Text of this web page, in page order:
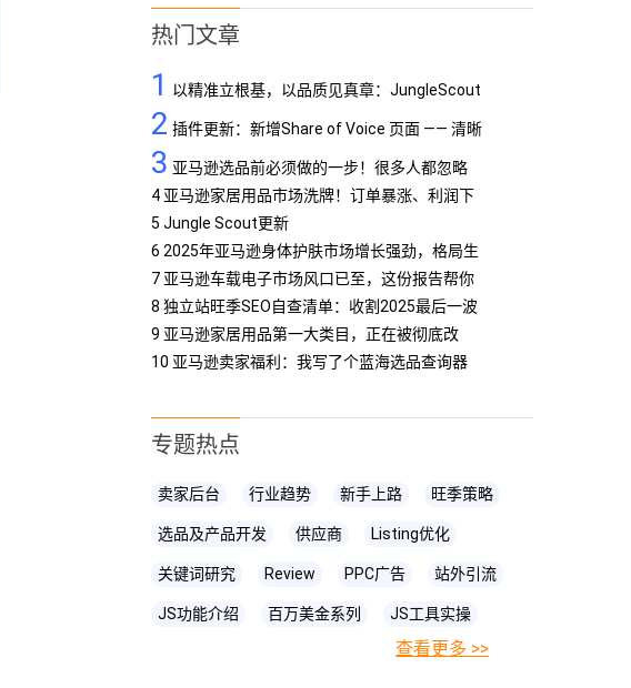
热门文章
1
以精准立根基，以品质见真章：JungleScout
定义亚马逊工具专业标杆
2 插件更新：新增Share of Voice 页面 —— 清晰
呈现品牌竞争格局
3 亚马逊选品前必须做的一步！很多人都忽略
了…
4 亚马逊家居用品市场洗牌！订单暴涨、利润下
5 Jungle Scout更新
6 2025年亚马逊身体护肤市场增长强劲，格局生
7 亚马逊车载电子市场风口已至，这份报告帮你
抢占先机
8 独立站旺季SEO自查清单：收割2025最后一波
9 亚马逊家居用品第一大类目，正在被彻底改
10 亚马逊卖家福利：我写了个蓝海选品查询器
专题热点
卖家后台 行业趋势 新手上路 旺季策略
选品及产品开发 供应商 Listing优化
关键词研究 Review PPC广告 站外引流
JS功能介绍 百万美金系列 JS工具实操
亚马逊直播
查看更多 >>